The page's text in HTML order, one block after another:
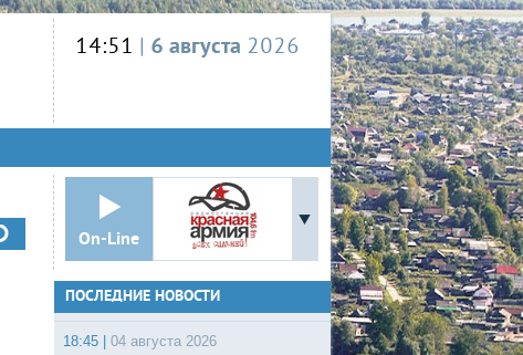
14:51 | 6 августа 2026
On-Line
ПОСЛЕДНИЕ НОВОСТИ
18:45 |
04 августа 2026